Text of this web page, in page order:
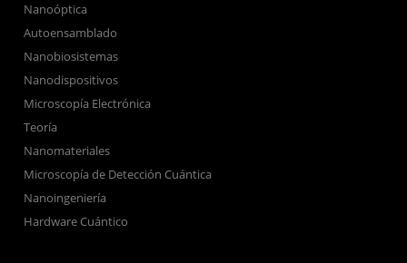
Nanoóptica
Autoensamblado
Nanobiosistemas
Nanodispositivos
Microscopía Electrónica
Teoría
Nanomateriales
Microscopía de Detección Cuántica
Nanoingeniería
Hardware Cuántico